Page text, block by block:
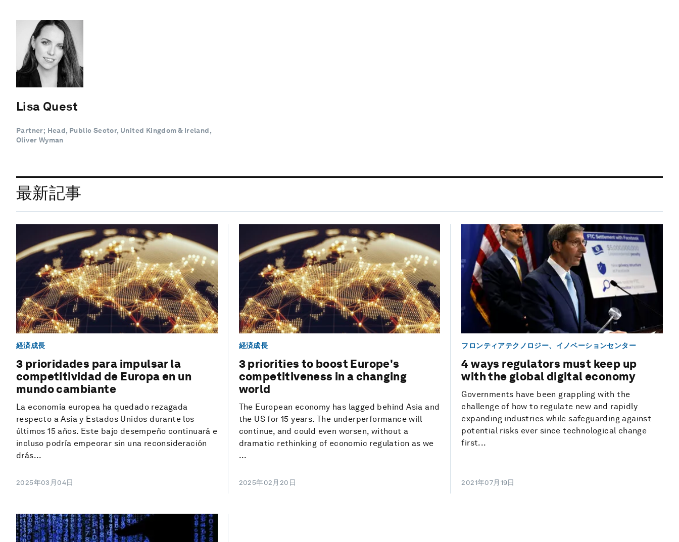
Lisa Quest
Partner; Head, Public Sector, United Kingdom & Ireland,
Oliver Wyman
最新記事
経済成長
3 prioridades para impulsar la
competitividad de Europa en un
mundo cambiante
La economía europea ha quedado rezagada
respecto a Asia y Estados Unidos durante los
últimos 15 años. Este bajo desempeño continuará e
incluso podría empeorar sin una reconsideración
drás...
2025年03月04日
経済成長
3 priorities to boost Europe's
competitiveness in a changing
world
The European economy has lagged behind Asia and
the US for 15 years. The underperformance will
continue, and could even worsen, without a
dramatic rethinking of economic regulation as we
...
2025年02月20日
フロンティアテクノロジー、イノベーションセンター
4 ways regulators must keep up
with the global digital economy
Governments have been grappling with the
challenge of how to regulate new and rapidly
expanding industries while safeguarding against
potential risks ever since technological change
first...
2021年07月19日